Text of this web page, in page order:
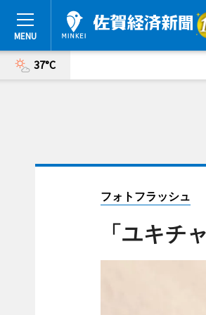
37°C
フォトフラッシュ
「ユキチ